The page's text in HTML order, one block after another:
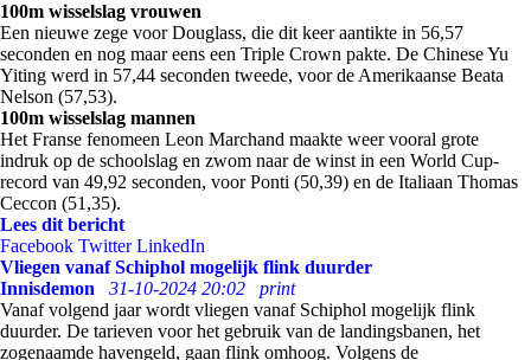
100m wisselslag vrouwen
Een nieuwe zege voor Douglass, die dit keer aantikte in 56,57
seconden en nog maar eens een Triple Crown pakte. De Chinese Yu
Yiting werd in 57,44 seconden tweede, voor de Amerikaanse Beata
Nelson (57,53).
100m wisselslag mannen
Het Franse fenomeen Leon Marchand maakte weer vooral grote
indruk op de schoolslag en zwom naar de winst in een World Cup-
record van 49,92 seconden, voor Ponti (50,39) en de Italiaan Thomas
Ceccon (51,35).
Lees dit bericht
Facebook Twitter LinkedIn
Vliegen vanaf Schiphol mogelijk flink duurder
Innisdemon
31-10-2024 20:02
print
Vanaf volgend jaar wordt vliegen vanaf Schiphol mogelijk flink
duurder. De tarieven voor het gebruik van de landingsbanen, het
zogenaamde havengeld, gaan flink omhoog. Volgens de